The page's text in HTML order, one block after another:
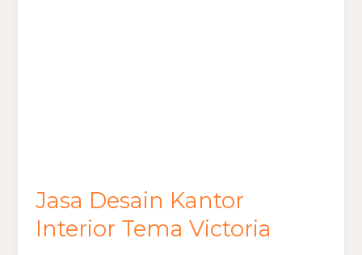
Jasa Desain Kantor
Interior Tema Victoria